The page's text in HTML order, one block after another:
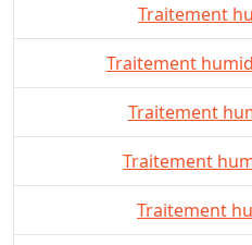
Traitement
Traitement
Traitement
Traitement
Traitement